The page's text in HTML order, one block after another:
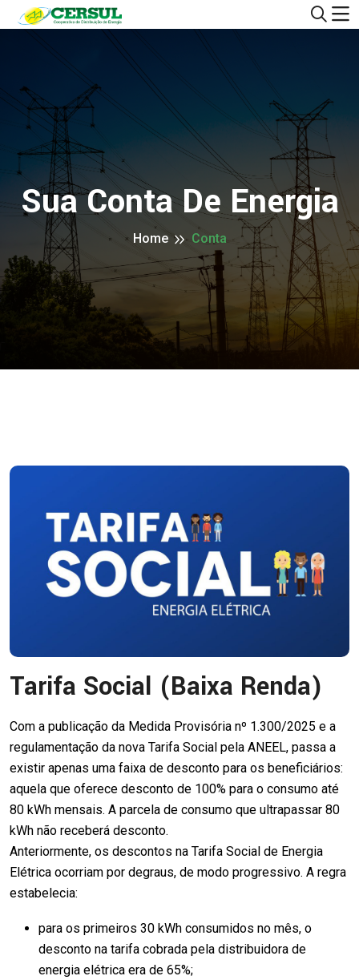
Sua Conta De Energia
Home Conta
Tarifa Social (Baixa Renda)
Com a publicação da Medida Provisória nº 1.300/2025 e a
regulamentação da nova Tarifa Social pela ANEEL, passa a
existir apenas uma faixa de desconto para os beneficiários:
aquela que oferece desconto de 100% para o consumo até
80 kWh mensais. A parcela de consumo que ultrapassar 80
kWh não receberá desconto.
Anteriormente, os descontos na Tarifa Social de Energia
Elétrica ocorriam por degraus, de modo progressivo. A regra
estabelecia:
para os primeiros 30 kWh consumidos no mês, o
desconto na tarifa cobrada pela distribuidora de
energia elétrica era de 65%;